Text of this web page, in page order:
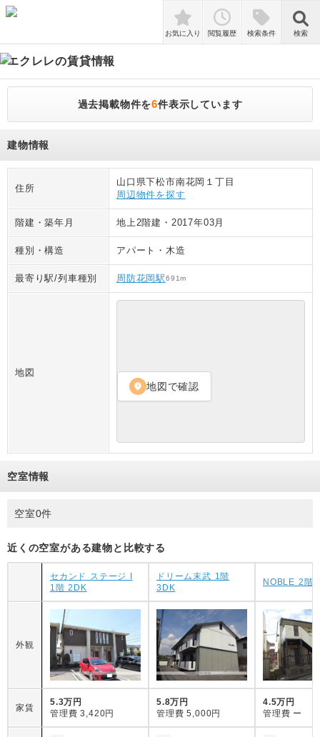
検索
お気に入り 閲覧履歴 検索条件 検索
エクレレの賃貸情報
過去掲載物件を6件表示しています
建物情報
住所
山口県下松市南花岡１丁目
周辺物件を探す
階建・築年月 地上2階建 ・ 2017年03月
種別・構造 アパート ・木造
最寄り駅/列車種別 周防花岡駅691m
地図
location_on 地図で確認
空室情報
空室0件
近くの空室がある建物と比較する
セカンド ステージ I
1階 2DK
ドリーム末武 1階
3DK
NOBLE 2階
外観
家賃
5.3万円
管理費 3,420円
5.8万円
管理費 5,000円
4.5万円
管理費 ー